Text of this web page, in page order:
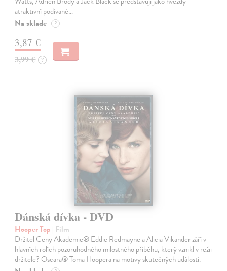
atraktivní podívané…
Na sklade ?
3,87 €
3,99 € ?
Dánská dívka - DVD
Hooper Top | Film
Držitel Ceny Akademie® Eddie Redmayne a Alicia Vikander září v
hlavních rolích pozoruhodného milostného příběhu, který vznikl v režii
držitele? Oscara® Toma Hoopera na motivy skutečných událostí.